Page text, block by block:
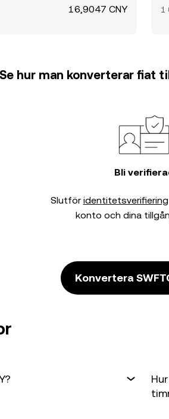
16,9047 CNY 1
Se hur man konverterar fiat
Bli
Slutför identitetsverifiering
konto och dina
Konvertera